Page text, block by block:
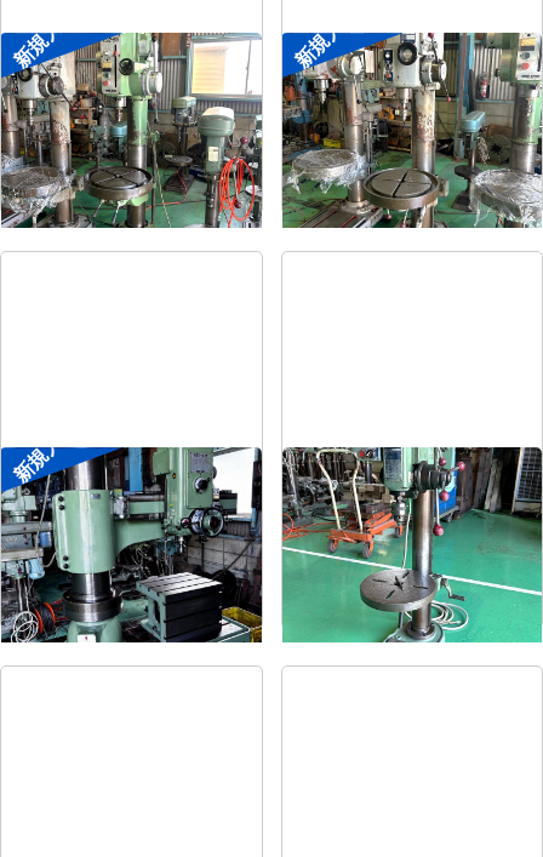
新規入荷
直立ボール盤
メーカー 森精機
形 式YD2-55
年 式-
新規入荷
直立ボール盤
メーカー 吉良
形 式 KRTG-540
年 式 -
新規入荷
ラジアルボール盤
メーカー 森精機
形 式 YR3-115
年 式-
卓上ボール盤
メーカー 吉良
形 式KRT-340
式-